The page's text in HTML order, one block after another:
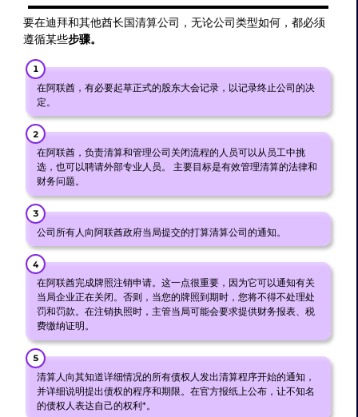
要在迪拜和其他酋长国清算公司，无论公司类型如何，都必须
遵循某些步骤。
在阿联酋，有必要起草正式的股东大会记录，以记录终止公司的决
定。
在阿联酋，负责清算和管理公司关闭流程的人员可以从员工中挑
选，也可以聘请外部专业人员。 主要目标是有效管理清算的法律和
财务问题。
公司所有人向阿联酋政府当局提交的打算清算公司的通知。
在阿联酋完成牌照注销申请。这一点很重要，因为它可以通知有关
当局企业正在关闭。否则，当您的牌照到期时，您将不得不处理处
罚和罚款。在注销执照时，主管当局可能会要求提供财务报表、税
费缴纳证明。
清算人向其知道详细情况的所有债权人发出清算程序开始的通知，
并详细说明提出债权的程序和期限。在官方报纸上公布，让不知名
的债权人表达自己的权利*。